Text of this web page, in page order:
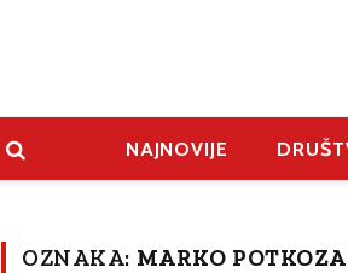
NAJNOVIJE
OZNAKA: MARKO